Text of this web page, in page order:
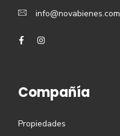
info@novabienes.com
Compañía
Propiedades